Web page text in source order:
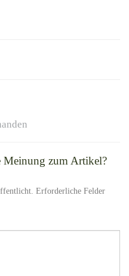
Meinung zum Artikel?
Erforderliche Felder